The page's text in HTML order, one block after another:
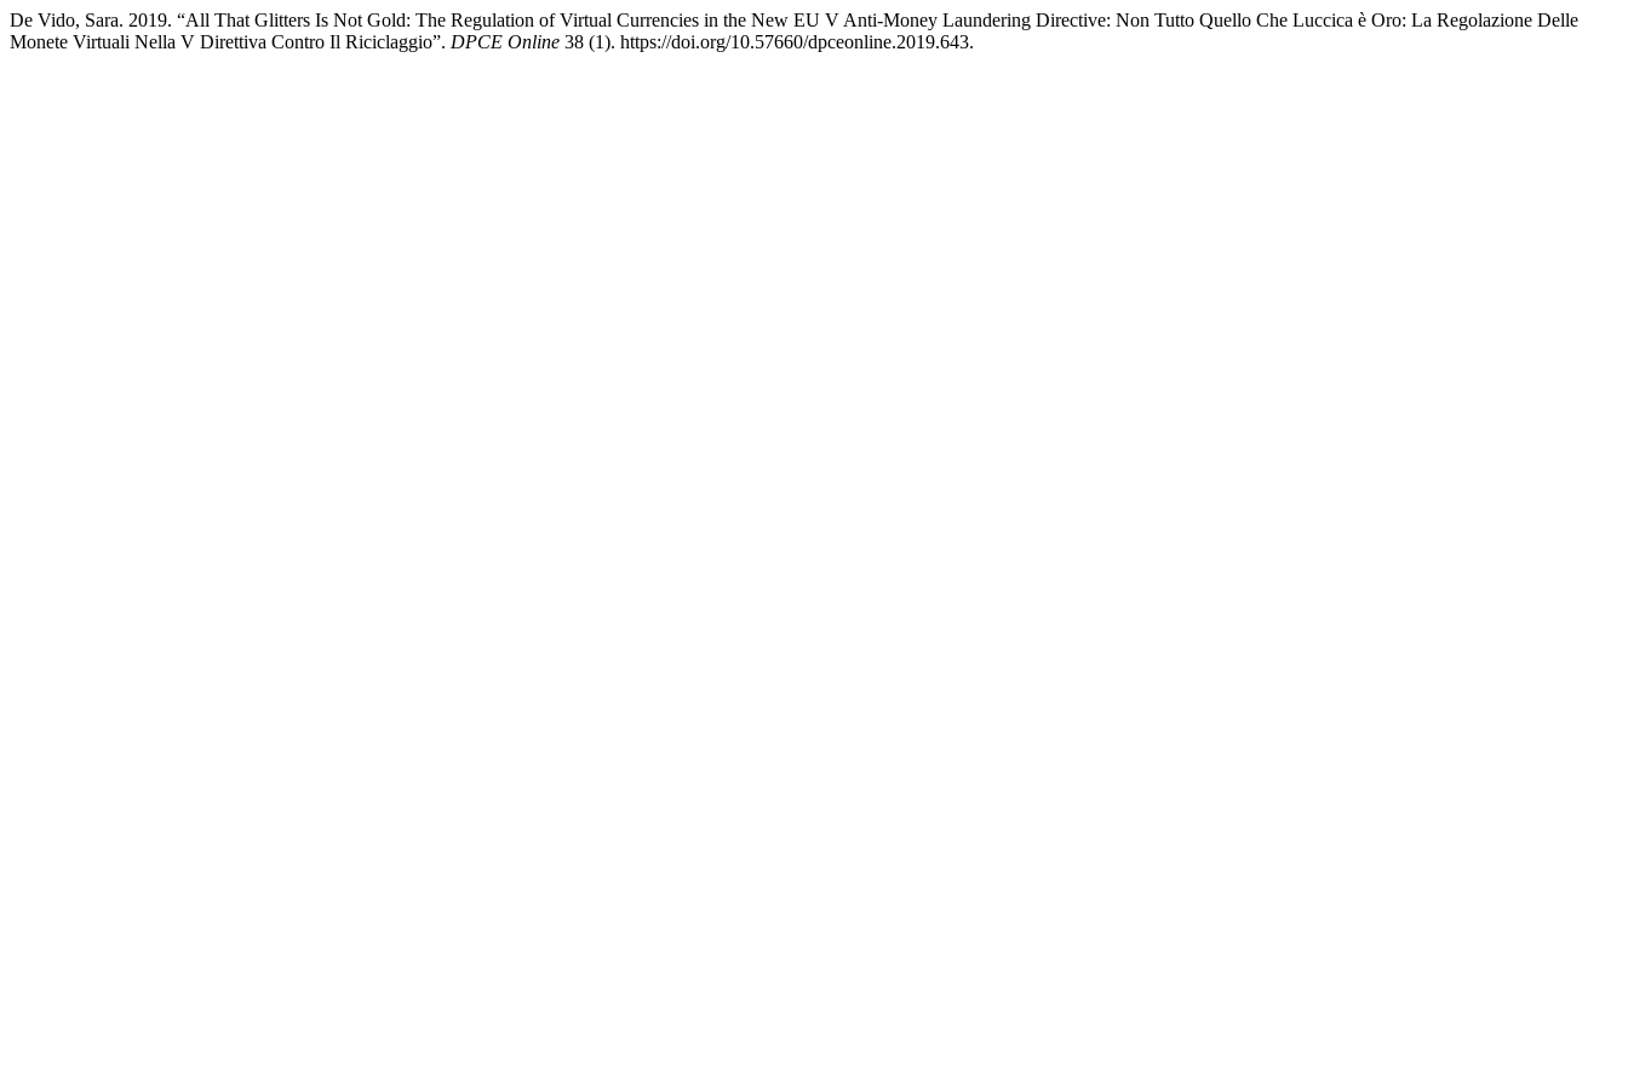
De Vido, Sara. 2019. “All That Glitters Is Not Gold: The Regulation of Virtual Currencies in the New EU V Anti-Money Laundering Directive: Non Tutto Quello Che Luccica è Oro: La Regolazione Delle
Monete Virtuali Nella V Direttiva Contro Il Riciclaggio”. DPCE Online 38 (1). https://doi.org/10.57660/dpceonline.2019.643.